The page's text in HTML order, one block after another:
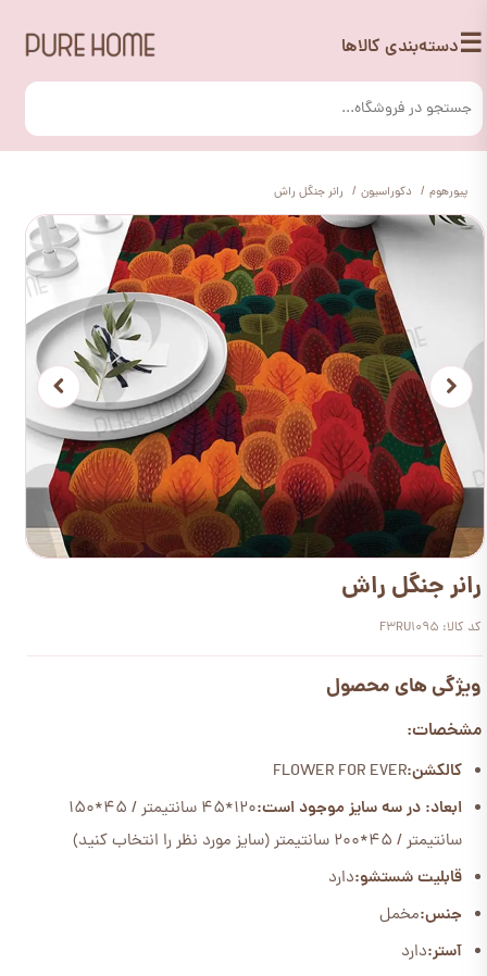
☰دسته‌بندی کالاها
پیورهوم دکوراسیون رانر جنگل راش
رانر جنگل راش
کد کالا: F3RU1095
ویژگی های محصول
مشخصات:
کالکشن:FLOWER FOR EVER
ابعاد: در سه سایز موجود است:
120*45 سانتیمتر / 45*150
سانتیمتر / 45*200 سانتیمتر (سایز مورد نظر را انتخاب کنید)
قابلیت شستشو:دارد
جنس:مخمل
آستر:دارد